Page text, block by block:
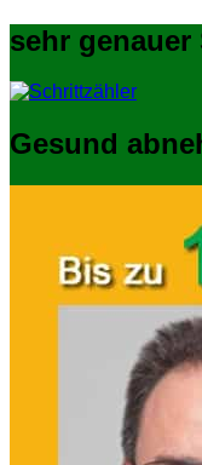
sehr genauer
Gesund